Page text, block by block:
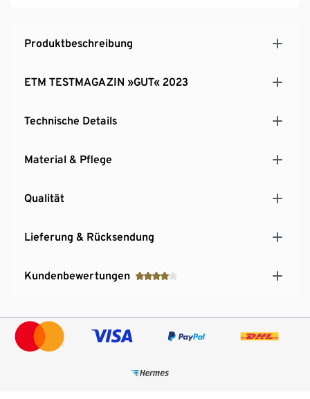
Produktbeschreibung
ETM TESTMAGAZIN »GUT« 2023
Technische Details
Material & Pflege
Qualität
Lieferung & Rücksendung
Kundenbewertungen